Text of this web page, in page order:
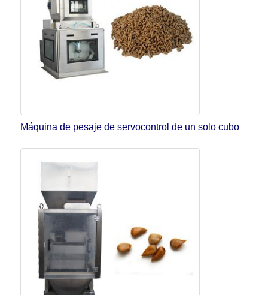
Máquina de pesaje de servocontrol de un solo cubo